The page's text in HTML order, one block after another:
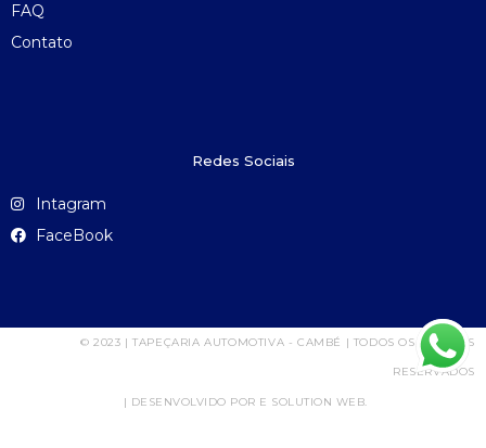
FAQ
Contato
Redes Sociais
Intagram
FaceBook
© 2023 | TAPEÇARIA AUTOMOTIVA - CAMBÉ | TODOS OS DIREITOS
RESERVADOS
| DESENVOLVIDO POR E SOLUTION WEB.